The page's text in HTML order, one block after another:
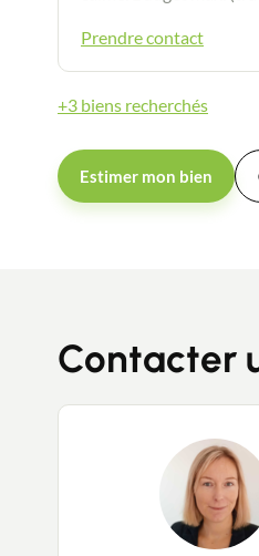
Prendre contact
+3 biens recherchés
Estimer mon bien
Contacter